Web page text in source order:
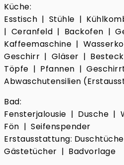
Küche:
Esstisch | Stühle |
| Ceranfeld | Backofen |
Kaffeemaschine |
Geschirr | Gläser |
Töpfe | Pfannen |
Abwaschutensilien
Bad:
Fensterjalousie | Dusche |
Fön | Seifenspender
Erstausstattung:
Gästetücher | Badvorlage